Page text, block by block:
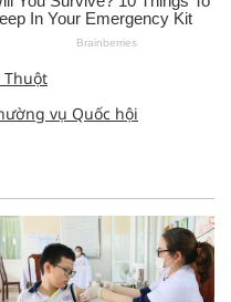
Thuột
vụ Quốc hội